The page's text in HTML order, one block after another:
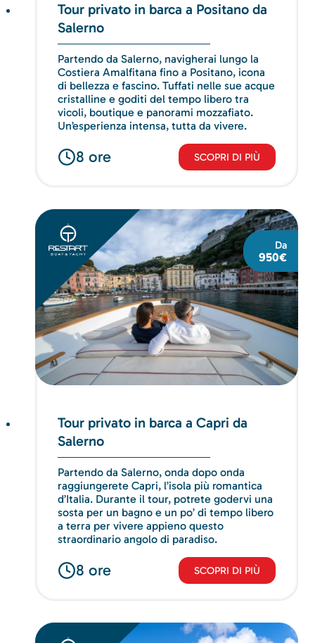
Tour privato in barca a Positano da
Salerno
Partendo da Salerno, navigherai lungo la
Costiera Amalfitana fino a Positano, icona
di bellezza e fascino. Tuffati nelle sue acque
cristalline e goditi del tempo libero tra
vicoli, boutique e panorami mozzafiato.
Un’esperienza intensa, tutta da vivere.
8 ore SCOPRI DI PIÙ
Da
950€
Tour privato in barca a Capri da
Salerno
Partendo da Salerno, onda dopo onda
raggiungerete Capri, l’isola più romantica
d’Italia. Durante il tour, potrete godervi una
sosta per un bagno e un po’ di tempo libero
a terra per vivere appieno questo
straordinario angolo di paradiso.
8 ore SCOPRI DI PIÙ